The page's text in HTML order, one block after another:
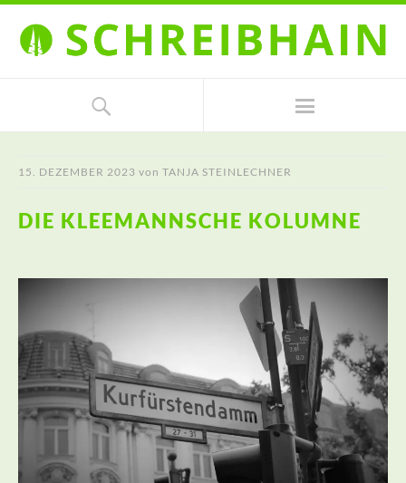
15. DEZEMBER 2023 von TANJA STEINLECHNER
DIE KLEEMANNSCHE KOLUMNE